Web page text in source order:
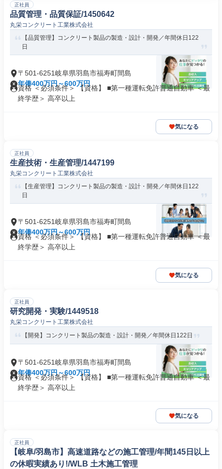
正社員
品質管理・品質保証/1450642
丸栄コンクリート工業株式会社
【品質管理】コンクリート製品の製造・設計・開発／年間休日122
日
〒501-6251岐阜県羽島市福寿町間島
年俸400万円～600万円
資格 ＜必須条件＞ 【資格】 ■第一種運転免許普通自動車 ＜最
終学歴＞ 高卒以上
気になる
正社員
生産技術・生産管理/1447199
丸栄コンクリート工業株式会社
【生産管理】コンクリート製品の製造・設計・開発／年間休日122
日
〒501-6251岐阜県羽島市福寿町間島
年俸400万円～600万円
資格 ＜必須条件＞ 【資格】 ■第一種運転免許普通自動車 ＜最
終学歴＞ 高卒以上
気になる
正社員
研究開発・実験/1449518
丸栄コンクリート工業株式会社
【開発】コンクリート製品の製造・設計・開発／年間休日122日
〒501-6251岐阜県羽島市福寿町間島
年俸400万円～600万円
資格 ＜必須条件＞ 【資格】 ■第一種運転免許普通自動車 ＜最
終学歴＞ 高卒以上
気になる
正社員
【岐阜/羽島市】高速道路などの施工管理/年間145日以上
の休暇実績あり!/WLB 土木施工管理